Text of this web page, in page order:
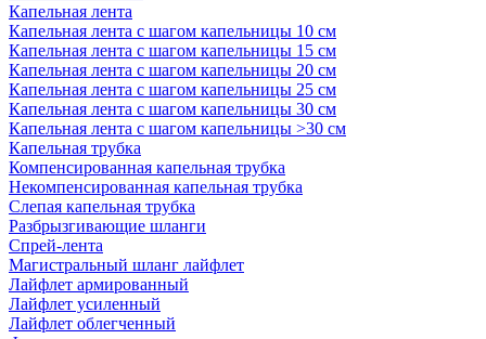
Капельная лента
Капельная лента с шагом капельницы 10 см
Капельная лента с шагом капельницы 15 см
Капельная лента с шагом капельницы 20 см
Капельная лента с шагом капельницы 25 см
Капельная лента с шагом капельницы 30 см
Капельная лента с шагом капельницы >30 см
Капельная трубка
Компенсированная капельная трубка
Некомпенсированная капельная трубка
Слепая капельная трубка
Разбрызгивающие шланги
Спрей-лента
Магистральный шланг лайфлет
Лайфлет армированный
Лайфлет усиленный
Лайфлет облегченный